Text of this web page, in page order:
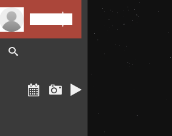
  